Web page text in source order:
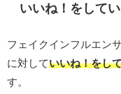
いいね！をして
フェイクインフルエン
に対していいね！をし
す。